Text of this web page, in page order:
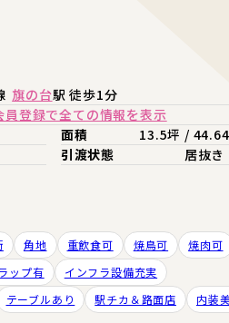
旗の台駅 徒歩1分
員登録で全ての情報を表示
面積
13.5坪 /
引渡状態
居抜き
角地 重飲食可 焼鳥可
焼肉可
ップ有
インフラ設備充実
テーブルあり
駅チカ＆路面店 内装